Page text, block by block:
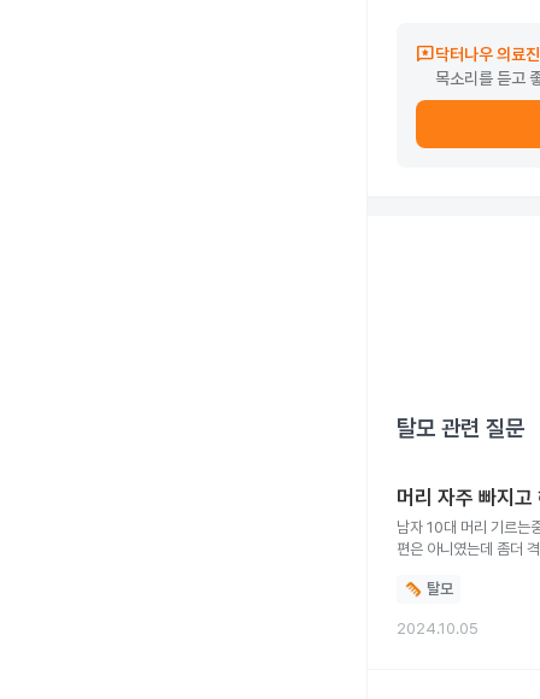
reviews닥터나우 의료
목소리를 듣고
탈모 관련 질문
머리 자주 빠지
남자 10대 머리 기르는중인
탈모
2024.10.05